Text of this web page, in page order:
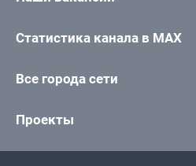
Статистика канала в MAX
Все города сети
Проекты